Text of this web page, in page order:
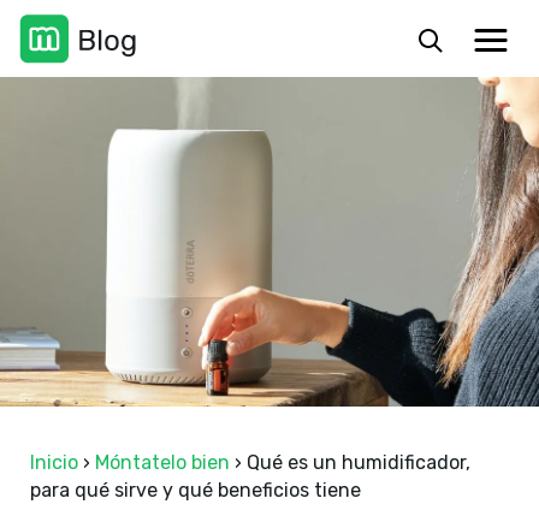
Inicio › Móntatelo bien › Qué es un humidificador,
para qué sirve y qué beneficios tiene